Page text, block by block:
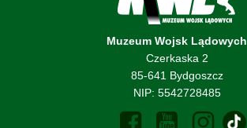
Muzeum Wojsk Lądowych
Czerkaska 2
85-641 Bydgoszcz
NIP: 5542728485